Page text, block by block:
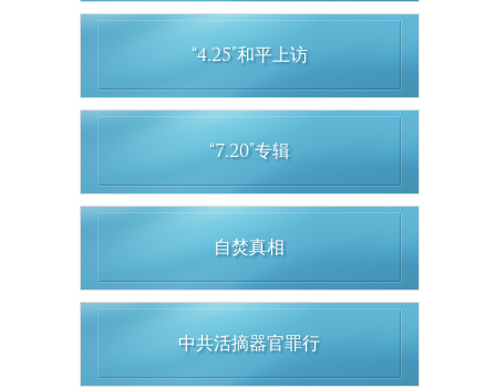
“4.25”和平上访
“7.20”专辑
自焚真相
中共活摘器官罪行